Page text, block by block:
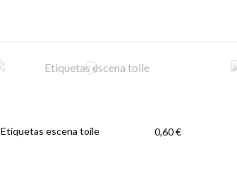
Etiquetas escena toile 0,60 €